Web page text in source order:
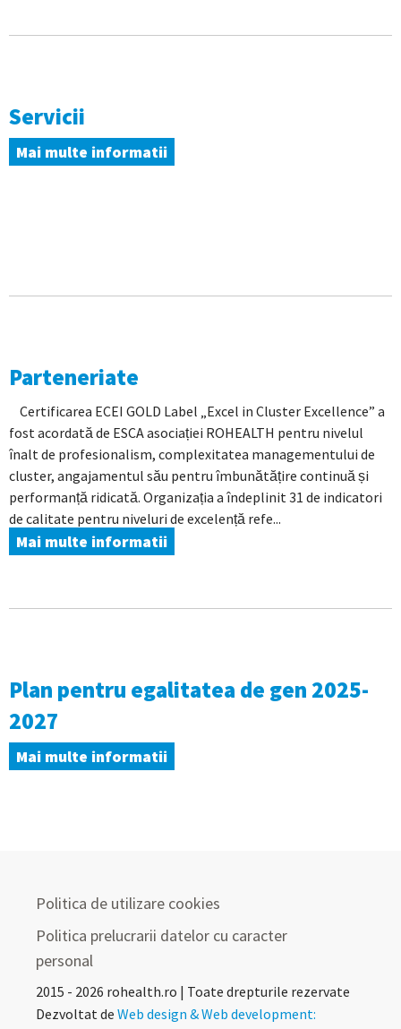
Servicii
Mai multe informatii
Parteneriate
Certificarea ECEI GOLD Label „Excel in Cluster Excellence” a
fost acordată de ESCA asociației ROHEALTH pentru nivelul
înalt de profesionalism, complexitatea managementului de
cluster, angajamentul său pentru îmbunătățire continuă și
performanță ridicată. Organizația a îndeplinit 31 de indicatori
de calitate pentru niveluri de excelență refe...
Mai multe informatii
Plan pentru egalitatea de gen 2025-
2027
Mai multe informatii
2015 - 2026 rohealth.ro | Toate drepturile rezervate
Dezvoltat de Web design & Web development:
Politica de utilizare cookies
Politica prelucrarii datelor cu caracter
personal